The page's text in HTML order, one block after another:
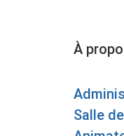
À
Salle